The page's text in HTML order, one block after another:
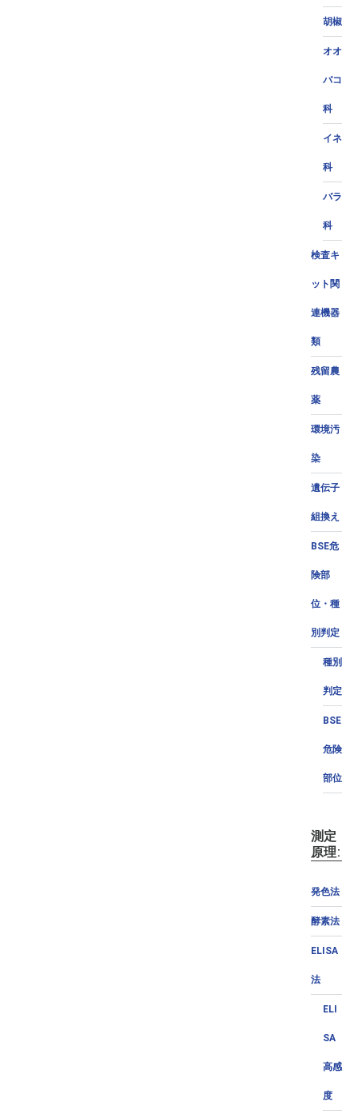
胡椒
オオ
バコ
科
イネ
科
バラ
科
検査キ
ット関
連機器
類
残留農
薬
環境汚
染
遺伝子
組換え
BSE危
険部
位・種
別判定
種別
判定
BSE
危険
部位
測定
原理:
発色法
酵素法
ELISA
法
ELI
SA
高感
度